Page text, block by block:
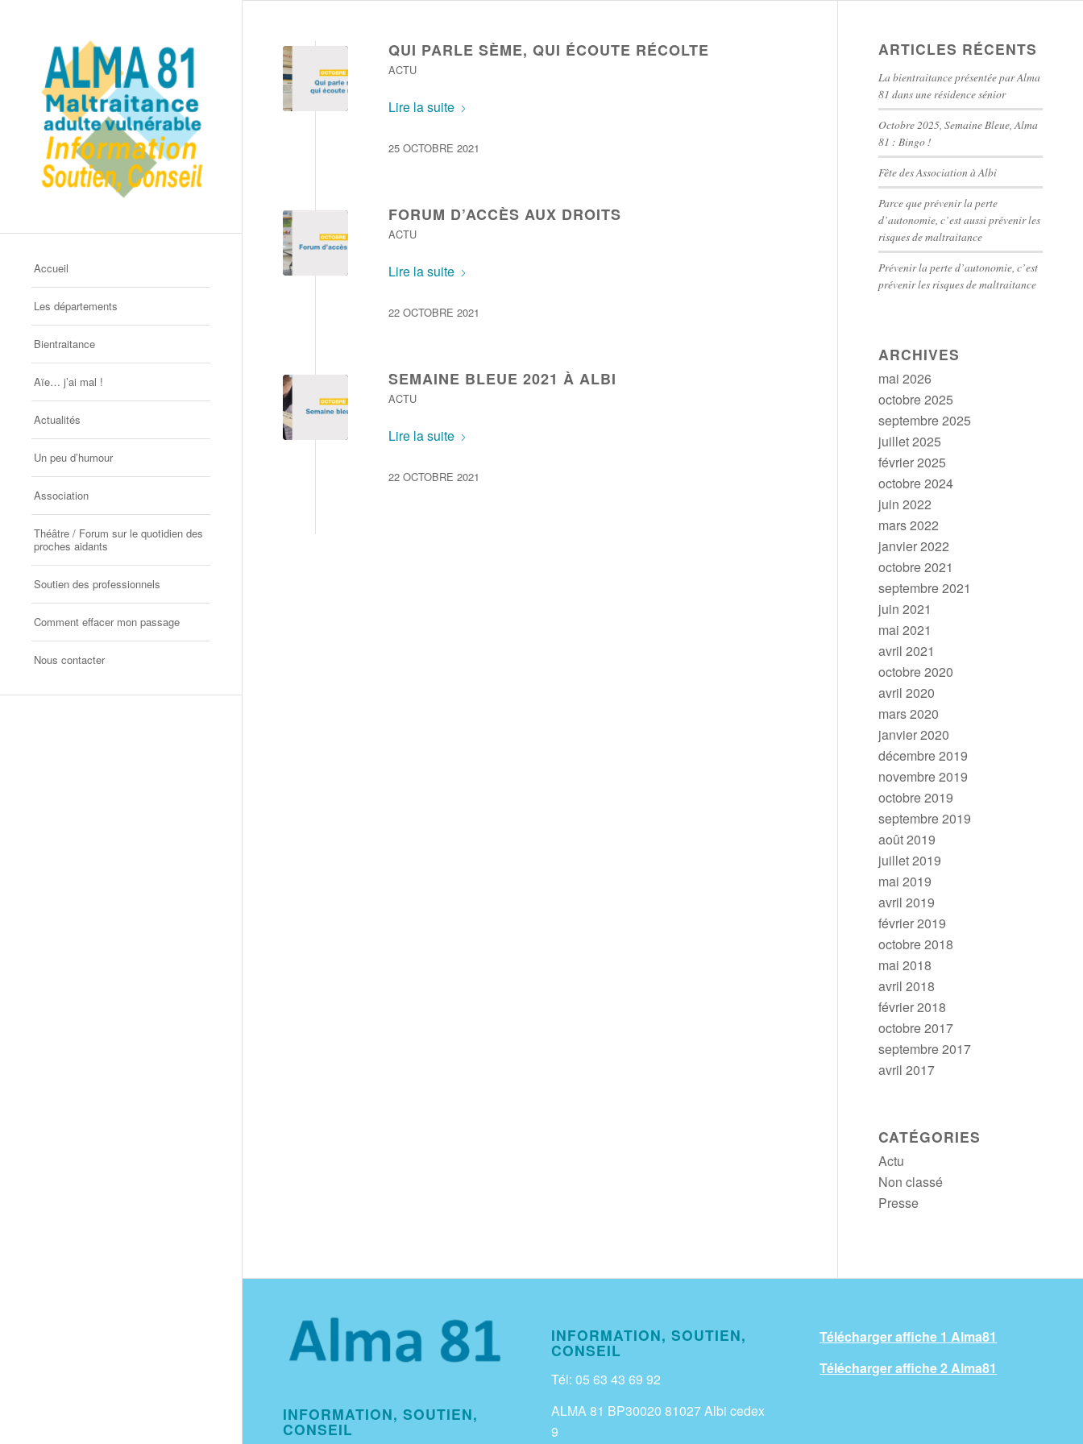
Accueil
Les départements
Bientraitance
Aïe… j’ai mal !
Actualités
Un peu d’humour
Association
Théâtre / Forum sur le quotidien des
proches aidants
Soutien des professionnels
Comment effacer mon passage
Nous contacter
QUI PARLE SÈME, QUI ÉCOUTE RÉCOLTE
ACTU
Lire la suite
25 OCTOBRE 2021
FORUM D’ACCÈS AUX DROITS
ACTU
Lire la suite
22 OCTOBRE 2021
SEMAINE BLEUE 2021 À ALBI
ACTU
Lire la suite
22 OCTOBRE 2021
ARTICLES RÉCENTS
La bientraitance présentée par Alma
81 dans une résidence sénior
Octobre 2025, Semaine Bleue, Alma
81 : Bingo !
Fête des Association à Albi
Parce que prévenir la perte
d’autonomie, c’est aussi prévenir les
risques de maltraitance
Prévenir la perte d’autonomie, c’est
prévenir les risques de maltraitance
ARCHIVES
mai 2026
octobre 2025
septembre 2025
juillet 2025
février 2025
octobre 2024
juin 2022
mars 2022
janvier 2022
octobre 2021
septembre 2021
juin 2021
mai 2021
avril 2021
octobre 2020
avril 2020
mars 2020
janvier 2020
décembre 2019
novembre 2019
octobre 2019
septembre 2019
août 2019
juillet 2019
mai 2019
avril 2019
février 2019
octobre 2018
mai 2018
avril 2018
février 2018
octobre 2017
septembre 2017
avril 2017
CATÉGORIES
Actu
Non classé
Presse
INFORMATION, SOUTIEN,
CONSEIL
INFORMATION, SOUTIEN,
CONSEIL
Tél: 05 63 43 69 92
ALMA 81 BP30020 81027 Albi cedex
9
Télécharger affiche 1 Alma81
Télécharger affiche 2 Alma81